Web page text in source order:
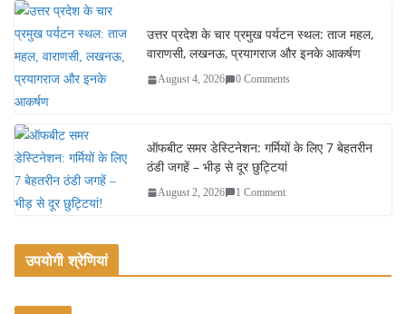
उत्तर प्रदेश के चार प्रमुख पर्यटन स्थल: ताज महल,
वाराणसी, लखनऊ, प्रयागराज और इनके आकर्षण
August 4, 2026 0 Comments
ऑफबीट समर डेस्टिनेशन: गर्मियों के लिए 7 बेहतरीन
ठंडी जगहें – भीड़ से दूर छुट्टियां
August 2, 2026 1 Comment
उपयोगी श्रेणियां